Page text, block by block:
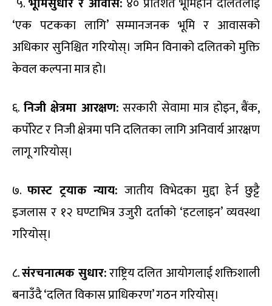
‘एक पटकका लागि’ सम्मानजनक भूमि र आवासको
अधिकार सुनिश्चित गरियोस्। जमिन विनाको दलितको मुक्ति
केवल कल्पना मात्र हो।
६. निजी क्षेत्रमा आरक्षण: सरकारी सेवामा मात्र होइन, बैंक,
कर्पोरेट र निजी क्षेत्रमा पनि दलितका लागि अनिवार्य आरक्षण
लागू गरियोस्।
७.फास्ट ट्रयाक न्याय: जातीय विभेदका मुद्दा हेर्न छुट्टै
इजलास र १२ घण्टाभित्र उजुरी दर्ताको ‘हटलाइन’ व्यवस्था
गरियोस्।
८.संरचनात्मक सुधार:राष्ट्रिय दलित आयोगलाई शक्तिशाली
बनाउँदै ‘दलित विकास प्राधिकरण’ गठन गरियोस्।